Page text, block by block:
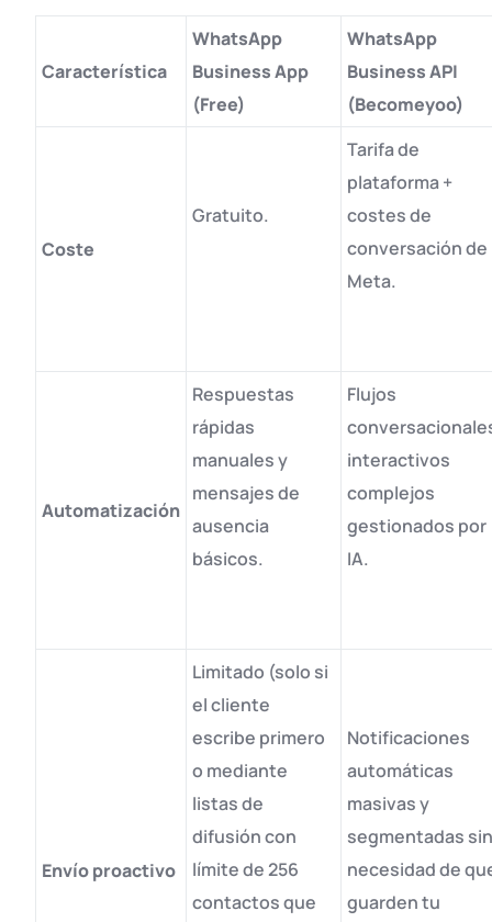
Característica
WhatsApp
Business App
(Free)
WhatsApp
Business API
(Becomeyoo)
Coste
Gratuito.
Tarifa de
plataforma +
costes de
conversación de
Meta.
Automatización
Respuestas
rápidas
manuales y
mensajes de
ausencia
básicos.
Flujos
interactivos
complejos
gestionados por
IA.
Envío proactivo
Limitado (solo si
el cliente
escribe primero
o mediante
listas de
difusión con
límite de 256
contactos que
Notificaciones
automáticas
masivas y
segmentadas
necesidad de
guarden tu